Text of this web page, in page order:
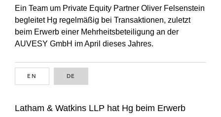
Ein Team um Private Equity Partner Oliver Felsenstein
begleitet Hg regelmäßig bei Transaktionen, zuletzt
beim Erwerb einer Mehrheitsbeteiligung an der
AUVESY GmbH im April dieses Jahres.
EN DE
Latham & Watkins LLP hat Hg beim Erwerb